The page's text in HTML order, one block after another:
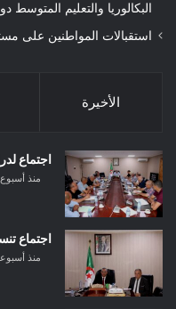
البكالوريا والتعليم المتوسط
استقبالات المواطنين على
الأخيرة
اجتماع
منذ
اجتماع
منذ